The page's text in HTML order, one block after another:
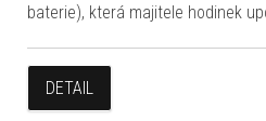
baterie), která majitele hodinek
DETAIL